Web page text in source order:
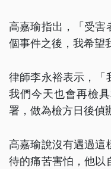
高嘉瑜指出，「受害
個事件之後，我希望
律師李永裕表示，「
我們今天也會再檢
署，做為檢方日後偵
高嘉瑜說沒有遇過這
待的痛苦害怕，他以